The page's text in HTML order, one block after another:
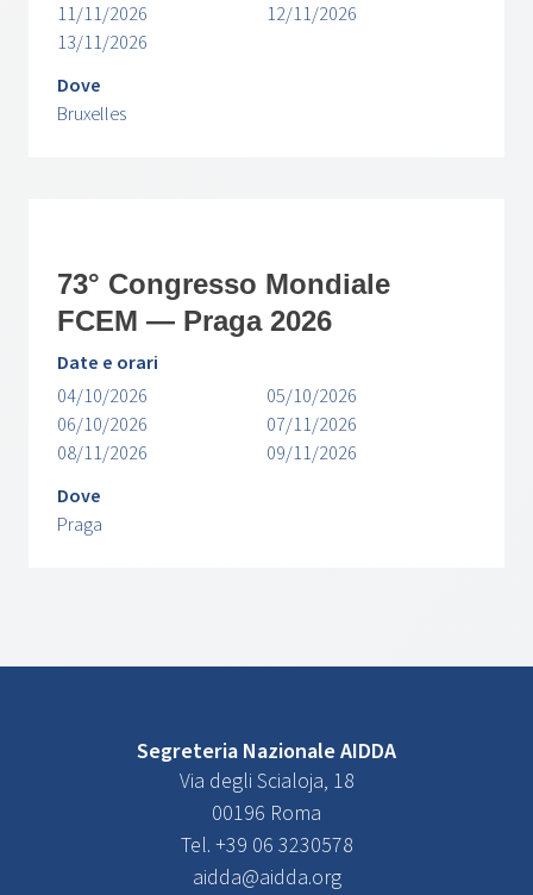
11/11/2026
12/11/2026
13/11/2026
Dove
Bruxelles
73° Congresso Mondiale
FCEM — Praga 2026
Date e orari
04/10/2026
05/10/2026
06/10/2026
07/11/2026
08/11/2026
09/11/2026
Dove
Praga
Segreteria Nazionale AIDDA
Via degli Scialoja, 18
00196 Roma
Tel. +39 06 3230578
aidda@aidda.org